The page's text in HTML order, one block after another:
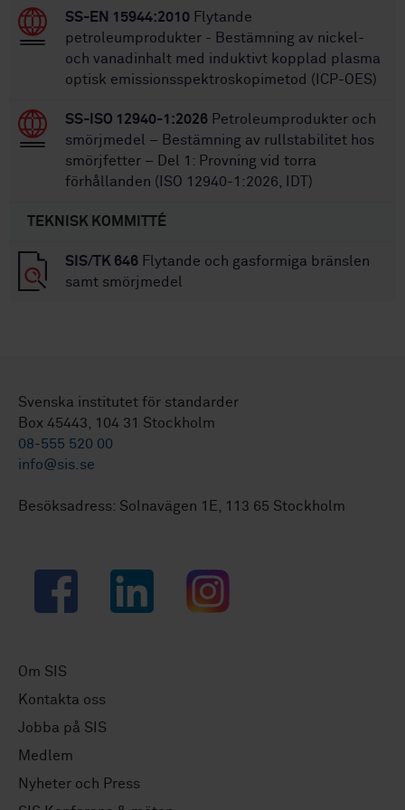
SS-EN 15944:2010 Flytande
petroleumprodukter - Bestämning av nickel-
och vanadinhalt med induktivt kopplad plasma
optisk emissionsspektroskopimetod (ICP-OES)
SS-ISO 12940-1:2026 Petroleumprodukter och
smörjmedel – Bestämning av rullstabilitet hos
smörjfetter – Del 1: Provning vid torra
förhållanden (ISO 12940-1:2026, IDT)
TEKNISK KOMMITTÉ
SIS/TK 646 Flytande och gasformiga bränslen
samt smörjmedel
Svenska institutet för standarder
Box 45443, 104 31 Stockholm
08-555 520 00
info@sis.se
Besöksadress: Solnavägen 1E, 113 65 Stockholm
Facebook LinkedIn Instagram
Om SIS
Kontakta oss
Jobba på SIS
Medlem
Nyheter och Press